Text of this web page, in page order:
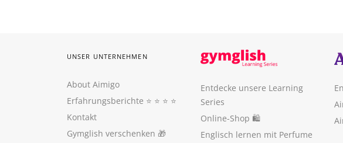
UNSER UNTERNEHMEN
About Aimigo
Erfahrungsberichte ⭐️ ⭐️ ⭐️ ⭐️
Kontakt
Gymglish verschenken 🎁
Entdecke unsere Learning
Series
Online-Shop 🛍
Englisch lernen mit Perfume